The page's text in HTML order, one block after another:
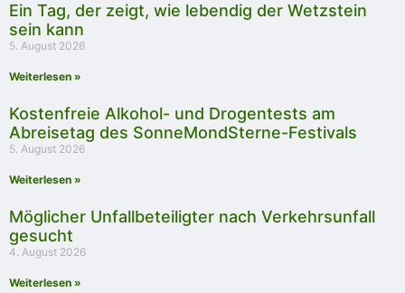
Ein Tag, der zeigt, wie lebendig der Wetzstein
sein kann
5. August 2026
Weiterlesen »
Kostenfreie Alkohol- und Drogentests am
Abreisetag des SonneMondSterne-Festivals
5. August 2026
Weiterlesen »
Möglicher Unfallbeteiligter nach Verkehrsunfall
gesucht
4. August 2026
Weiterlesen »